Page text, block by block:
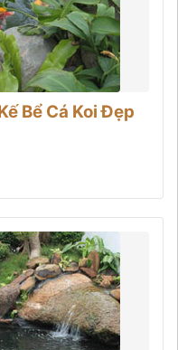
Bể Cá Koi Đẹp